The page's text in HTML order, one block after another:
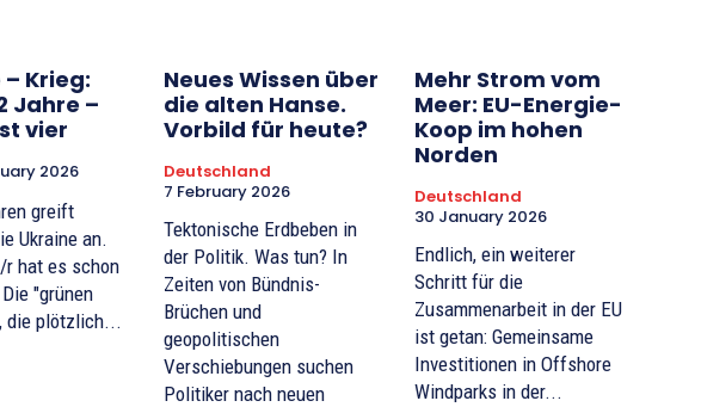
Krieg:
Jahre –
vier
2026
greift
Ukraine an.
r hat es schon
"grünen
die plötzlich...
Neues Wissen über
die alten Hanse.
Vorbild für heute?
Deutschland
7 February 2026
Tektonische Erdbeben in
der Politik. Was tun? In
Zeiten von Bündnis-
Brüchen und
geopolitischen
Verschiebungen suchen
Politiker nach neuen
Mehr Strom vom
Meer: EU-Energie-
Koop im hohen
Norden
Deutschland
30 January 2026
Endlich, ein weiterer
Schritt für die
Zusammenarbeit in der EU
ist getan: Gemeinsame
Investitionen in Offshore
Windparks in der...